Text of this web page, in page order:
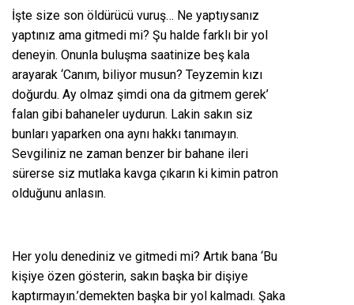
İşte size son öldürücü vuruş… Ne yaptıysanız
yaptınız ama gitmedi mi? Şu halde farklı bir yol
deneyin. Onunla buluşma saatinize beş kala
arayarak ‘Canım, biliyor musun? Teyzemin kızı
doğurdu. Ay olmaz şimdi ona da gitmem gerek’
falan gibi bahaneler uydurun. Lakin sakın siz
bunları yaparken ona aynı hakkı tanımayın.
Sevgiliniz ne zaman benzer bir bahane ileri
sürerse siz mutlaka kavga çıkarın ki kimin patron
olduğunu anlasın.
Her yolu denediniz ve gitmedi mi? Artık bana ‘Bu
kişiye özen gösterin, sakın başka bir dişiye
kaptırmayın.’demekten başka bir yol kalmadı. Şaka